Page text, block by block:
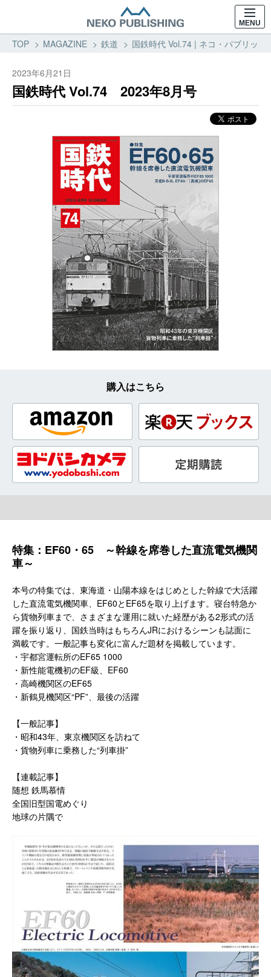
MENU
TOP MAGAZINE 鉄道 国鉄時代 Vol.74 | ネコ・パブリッシ
2023年6月21日
国鉄時代 Vol.74 2023年8月号
購入はこちら
特集：EF60・65 ～幹線を席巻した直流電気機関
車～
本号の特集では、東海道・山陽本線をはじめとした幹線で大活躍
した直流電気機関車、EF60とEF65を取り上げます。寝台特急か
ら貨物列車まで、さまざまな運用に就いた経歴がある2形式の活
躍を振り返り、国鉄当時はもちろんJRにおけるシーンも誌面に
満載です。一般記事も変化に富んだ題材を掲載しています。
・宇都宮運転所のEF65 1000
・新性能電機初のEF級、EF60
・高崎機関区のEF65
・新鶴見機関区“PF”、最後の活躍
【一般記事】
・昭和43年、東京機関区を訪ねて
・貨物列車に乗務した“列車掛”
【連載記事】
随想 鉄馬慕情
全国旧型国電めぐり
地球の片隅で